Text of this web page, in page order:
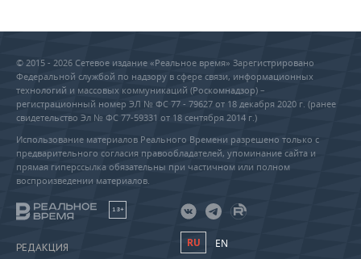
© 2015 - 2026 Сетевое издание «Реальное время» Зарегистрировано
Федеральной службой по надзору в сфере связи, информационных
технологий и массовых коммуникаций (Роскомнадзор) –
регистрационный номер ЭЛ № ФС 77 - 79627 от 18 декабря 2020 г. (ранее
свидетельство Эл № ФС 77-59331 от 18 сентября 2014 г.)
Использование материалов Реального Времени разрешено только с
предварительного согласия правообладателей, упоминание сайта и
прямая гиперссылка обязательны при частичном или полном
воспроизведении материалов.
18+
РЕДАКЦИЯ
RU EN